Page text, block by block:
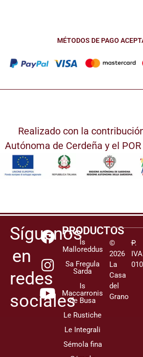
MÉTODOS DE PAGO
Realizado con la
Autónoma de Cerdeña y el POR
Síguenos
en
redes
sociales
PRODUCTOS
Is
Malloreddus
Sa Fregula
Sarda
Is
Maccarronis
de Busa
Le Rustiche
Le Integrali
Sémola fina
©
2026
La
Casa
del
Grano
–
P.